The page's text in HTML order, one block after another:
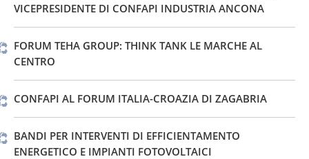
VICEPRESIDENTE DI CONFAPI INDUSTRIA ANCONA
FORUM TEHA GROUP: THINK TANK LE MARCHE AL
CENTRO
CONFAPI AL FORUM ITALIA-CROAZIA DI ZAGABRIA
BANDI PER INTERVENTI DI EFFICIENTAMENTO
ENERGETICO E IMPIANTI FOTOVOLTAICI